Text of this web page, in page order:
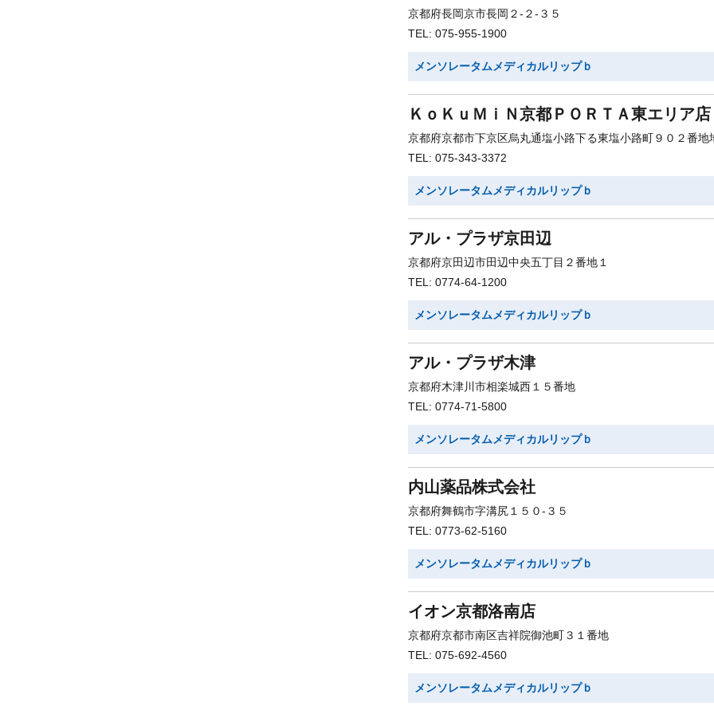
京都府長岡京市長岡２-２-３５
TEL: 075-955-1900
メンソレータムメディカルリップｂ
ＫｏＫｕＭｉＮ京都ＰＯＲＴＡ東エリア店
京都府京都市下京区烏丸通塩小路下る東塩小路町９０２番地
TEL: 075-343-3372
メンソレータムメディカルリップｂ
アル・プラザ京田辺
京都府京田辺市田辺中央五丁目２番地１
TEL: 0774-64-1200
メンソレータムメディカルリップｂ
アル・プラザ木津
京都府木津川市相楽城西１５番地
TEL: 0774-71-5800
メンソレータムメディカルリップｂ
内山薬品株式会社
京都府舞鶴市字溝尻１５０-３５
TEL: 0773-62-5160
メンソレータムメディカルリップｂ
イオン京都洛南店
京都府京都市南区吉祥院御池町３１番地
TEL: 075-692-4560
メンソレータムメディカルリップｂ